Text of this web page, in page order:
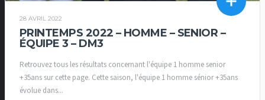
28 AVRIL 2022
PRINTEMPS 2022 – HOMME – SENIOR –
ÉQUIPE 3 – DM3
Retrouvez tous les résultats concernant l'équipe 1 homme senior
+35ans sur cette page. Cette saison, l'équipe 1 homme sénior +35ans
évolue dans...